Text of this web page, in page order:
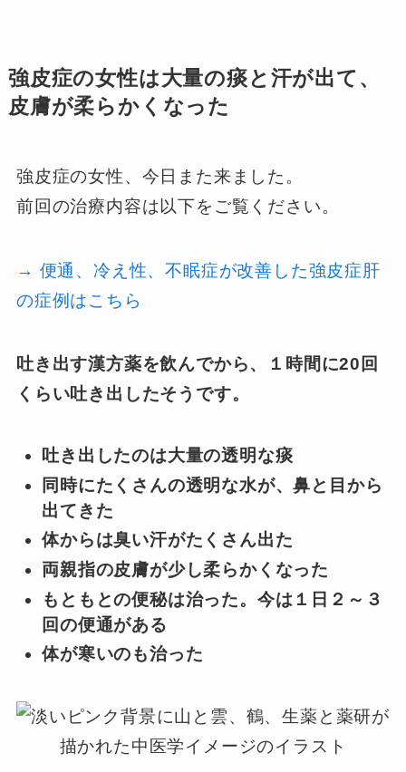
強皮症の女性は大量の痰と汗が出て、
皮膚が柔らかくなった
強皮症の女性、今日また来ました。
前回の治療内容は以下をご覧ください。
→ 便通、冷え性、不眠症が改善した強皮症肝
の症例はこちら
吐き出す漢方薬を飲んでから、１時間に20回
くらい吐き出したそうです。
吐き出したのは大量の透明な痰
同時にたくさんの透明な水が、鼻と目から
出てきた
体からは臭い汗がたくさん出た
両親指の皮膚が少し柔らかくなった
もともとの便秘は治った。今は１日２～３
回の便通がある
体が寒いのも治った